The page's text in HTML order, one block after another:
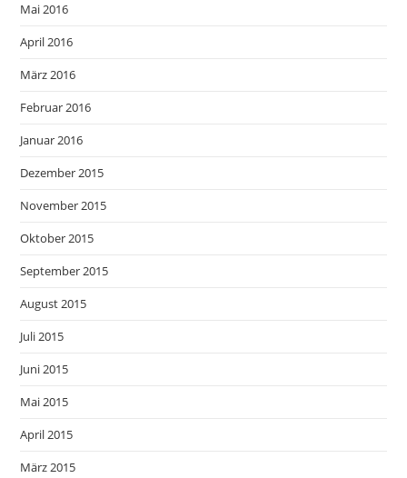
Mai 2016
April 2016
März 2016
Februar 2016
Januar 2016
Dezember 2015
November 2015
Oktober 2015
September 2015
August 2015
Juli 2015
Juni 2015
Mai 2015
April 2015
März 2015